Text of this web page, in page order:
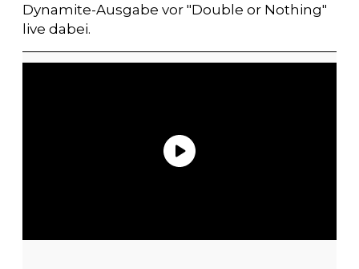
Dynamite-Ausgabe vor "Double or Nothing"
live dabei.